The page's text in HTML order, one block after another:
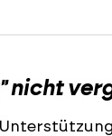
nicht